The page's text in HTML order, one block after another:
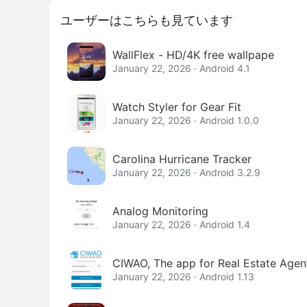
ユーザーはこちらも見ています
WallFlex - HD/4K free wallpape
January 22, 2026 · Android 4.1
Watch Styler for Gear Fit
January 22, 2026 · Android 1.0.0
Carolina Hurricane Tracker
January 22, 2026 · Android 3.2.9
Analog Monitoring
January 22, 2026 · Android 1.4
CIWAO, The app for Real Estate
January 22, 2026 · Android 1.13